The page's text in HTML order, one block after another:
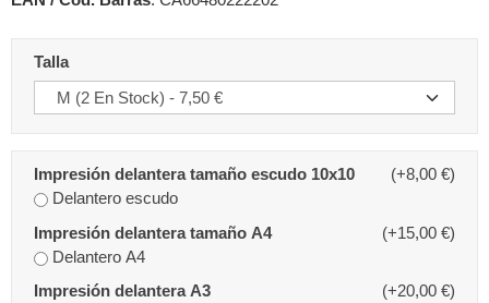
Talla
Impresión delantera tamaño escudo 10x10
(+8,00 €)
Delantero escudo
Impresión delantera tamaño A4
(+15,00 €)
Delantero A4
Impresión delantera A3
(+20,00 €)